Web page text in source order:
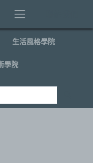
生活風格學院
學院